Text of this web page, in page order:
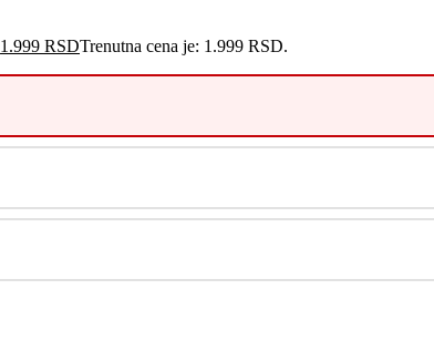
1.999 RSDTrenutna cena je: 1.999 RSD.